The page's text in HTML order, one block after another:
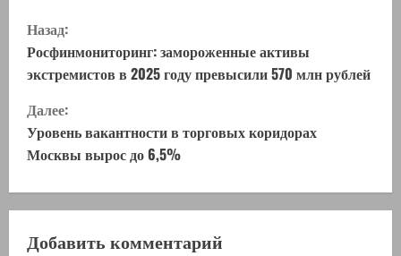
П
р
о
д
о
л
ж
Назад:
Росфинмониторинг: замороженные активы
экстремистов в 2025 году превысили 570 млн рублей
Далее:
Уровень вакантности в торговых коридорах
Москвы вырос до 6,5%
Добавить комментарий